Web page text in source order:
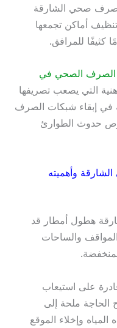
صحي الشارقة
أماكن تجمعها
كثيفًا للمرافق.
الصرف الصحي في
التي يصعب تصريفها
في إبقاء شبكات الصرف
حدوث الطوارئ
وأهميته
هطول أمطار قد
والساحات
على استيعاب
الحاجة ملحة إلى
وإخلاء الموقع